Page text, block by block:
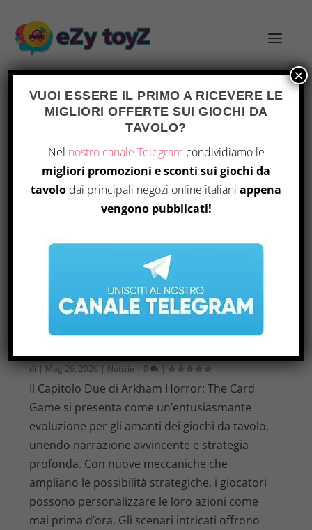
TAG:CAMPAGNE
RECENSIONE DEL SECONDO
CAPITOLO DI ARKHAM HORROR: IL
di Mag 26, 2026 Notizie 0
Il Capitolo Due di Arkham Horror: The Card
Game si presenta come un’entusiasmante
evoluzione per gli amanti dei giochi da tavolo,
unendo narrazione avvincente e strategia
profonda. Con nuove meccaniche che
ampliano le possibilità strategiche, i giocatori
possono personalizzare le loro azioni come
mai prima d’ora. Gli scenari intricati offrono
VUOI ESSERE IL PRIMO A RICEVERE LE
MIGLIORI OFFERTE SUI GIOCHI DA
TAVOLO?
Nel nostro canale Telegram condividiamo le
migliori promozioni e sconti sui giochi da
tavolo dai principali negozi online italiani appena
vengono pubblicati!
×